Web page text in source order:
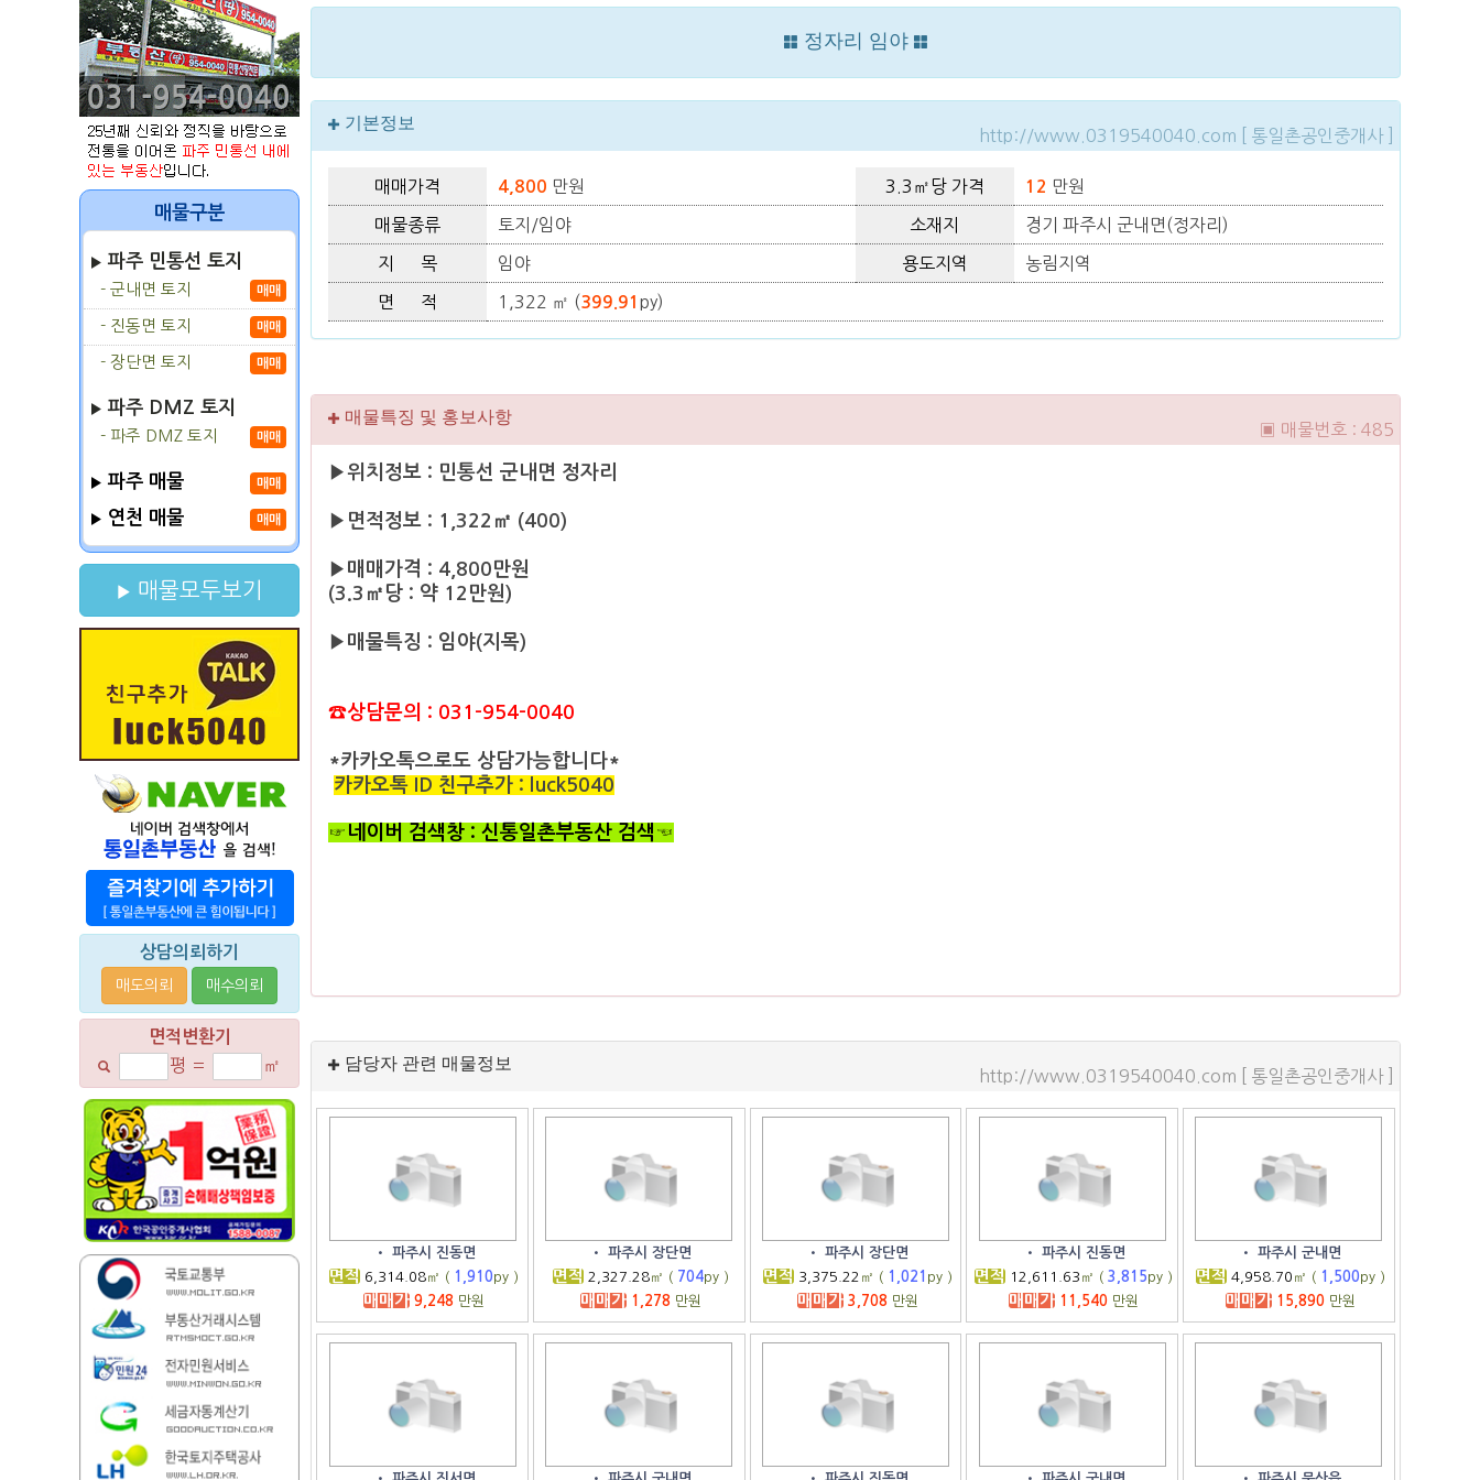
매물구분
파주 민통선 토지
- 군내면 토지 매매
- 진동면 토지 매매
- 장단면 토지 매매
파주 DMZ 토지
- 파주 DMZ 토지 매매
파주 매물 매매
연천 매물 매매
매물모두보기
상담의뢰하기
매도의뢰 매수의뢰
면적변환기
평 = ㎡
정자리 임야
기본정보
http://www.0319540040.com [ 통일촌공인중개사 ]
매매가격 4,800 만원 3.3㎡당 가격 12 만원
매물종류 토지/임야 소재지 경기 파주시 군내면(정자리)
지 목 임야 용도지역 농림지역
면 적 1,322 ㎡ (399.91 py)
매물특징 및 홍보사항
▣ 매물번호 : 485
▶위치정보 : 민통선 군내면 정자리
▶면적정보 : 1,322㎡ (400)
▶매매가격 : 4,800만원
(3.3㎡당 : 약 12만원)
▶매물특징 : 임야(지목)
☎상담문의 : 031-954-0040
*카카오톡으로도 상담가능합니다*
카카오톡 ID 친구추가 : luck5040
☞네이버 검색창 : 신통일촌부동산 검색☜
담당자 관련 매물정보
http://www.0319540040.com [ 통일촌공인중개사 ]
• 파주시 진동면
면적 6,314.08㎡ ( 1,910py )
매매가 9,248 만원
•파주시 장단면
면적 2,327.28㎡ ( 704py )
매매가 1,278 만원
• 파주시 장단면
면적 3,375.22 ㎡ ( 1,021 py )
매매가 3,708 만원
• 파주시 진동면
면적 12,611.63 ㎡ (3,815py )
매매가 11,540 만원
•파주시 군내면
면적 4,958.70 ㎡ ( 1,500py )
매매가 15,890만원